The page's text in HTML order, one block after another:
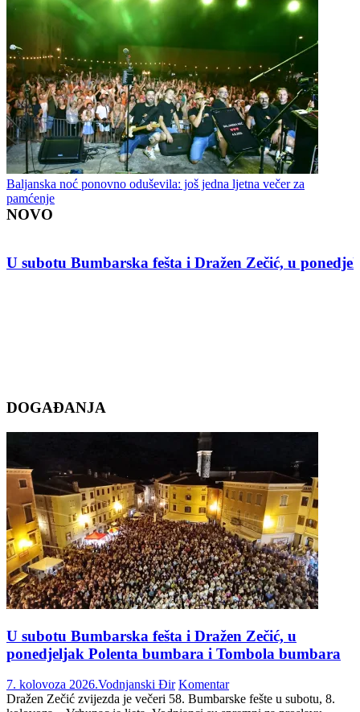
Baljanska noć ponovno oduševila: još jedna ljetna večer za
pamćenje
NOVO
U subotu Bumbarska fešta i Dražen Zečić, u
DOGAĐANJA
U subotu Bumbarska fešta i Dražen Zečić, u
ponedjeljak Polenta bumbara i Tombola bumbara
7. kolovoza 2026.Vodnjanski Đir Komentar
Dražen Zečić zvijezda je večeri 58. Bumbarske fešte u subotu, 8.